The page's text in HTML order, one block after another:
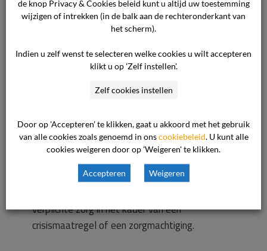
moment in fase 0 zat en derhalve niet suïcidaal
Vrijwillige basis
vrijwillige basis opgenomen en werkte mee aan
gedurende opname gehandhaafd.
In samenspraak met de cliënt en diens naasten,
waaronder de klaagster, zijn gedurende de
opname de vrijheden van de cliënt bepaald. Er
verplichte zorg in het kader van een
crisismaatregel of een zorgmachtiging.
de knop Privacy & Cookies beleid kunt u altijd uw toestemming
wijzigen of intrekken (in de balk aan de rechteronderkant van
het scherm).
Indien u zelf wenst te selecteren welke cookies u wilt accepteren
klikt u op 'Zelf instellen'.
Zelf cookies instellen
Door op 'Accepteren' te klikken, gaat u akkoord met het gebruik
van alle cookies zoals genoemd in onscookiebeleid. U kunt alle
cookies weigeren door op 'Weigeren' te klikken.
Accepteren Weigeren